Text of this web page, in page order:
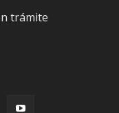
trámite